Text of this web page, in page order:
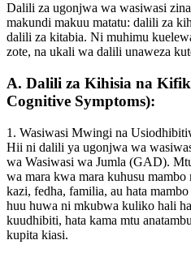
Dalili za ugonjwa wa wasiwasi
makundi makuu matatu: dalili za
dalili za kitabia. Ni muhimu
zote, na ukali wa dalili unaweza
A. Dalili za Kihisia na
Cognitive Symptoms):
1. Wasiwasi Mwingi na
Hii ni dalili ya ugonjwa wa
wa Wasiwasi wa Jumla (GAD).
wa mara kwa mara kuhusu
kazi, fedha, familia, au hata
huu huwa ni mkubwa kuliko hali
kuudhibiti, hata kama mtu
kupita kiasi.